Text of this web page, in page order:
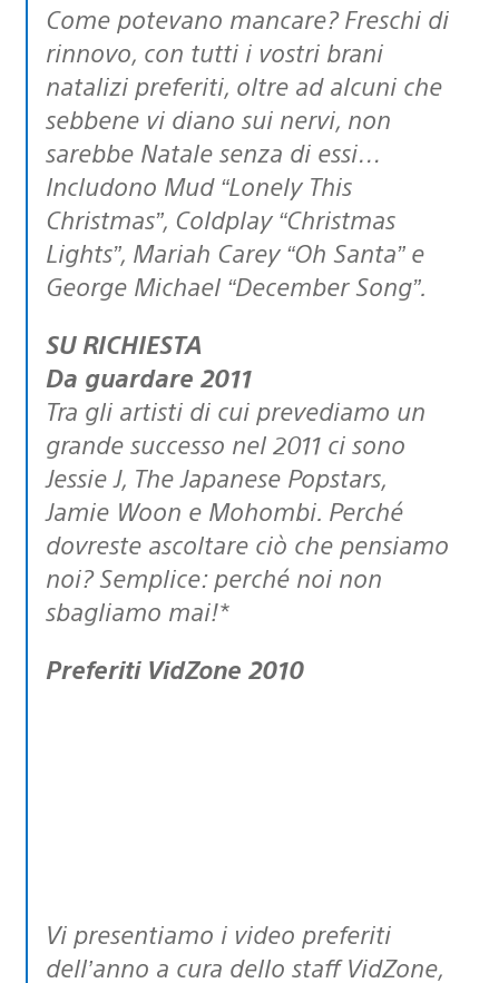
Come potevano mancare? Freschi di
rinnovo, con tutti i vostri brani
natalizi preferiti, oltre ad alcuni che
sebbene vi diano sui nervi, non
sarebbe Natale senza di essi…
Includono Mud “Lonely This
Christmas”, Coldplay “Christmas
Lights”, Mariah Carey “Oh Santa” e
George Michael “December Song”.
SU RICHIESTA
Da guardare 2011
Tra gli artisti di cui prevediamo un
grande successo nel 2011 ci sono
Jessie J, The Japanese Popstars,
Jamie Woon e Mohombi. Perché
dovreste ascoltare ciò che pensiamo
noi? Semplice: perché noi non
sbagliamo mai!*
Preferiti VidZone 2010
Vi presentiamo i video preferiti
dell’anno a cura dello staff VidZone,